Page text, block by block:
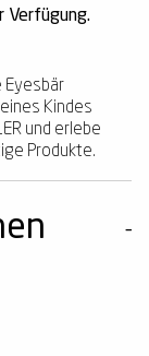
Verfügung.
Eyesbär
Kindes
und erlebe
Produkte.